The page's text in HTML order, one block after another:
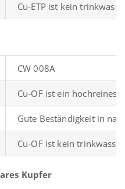
Cu-ETP ist kein
CW 008A
Cu-OF ist ein
Gute Beständigkeit in
Cu-OF ist kein
Kupfer